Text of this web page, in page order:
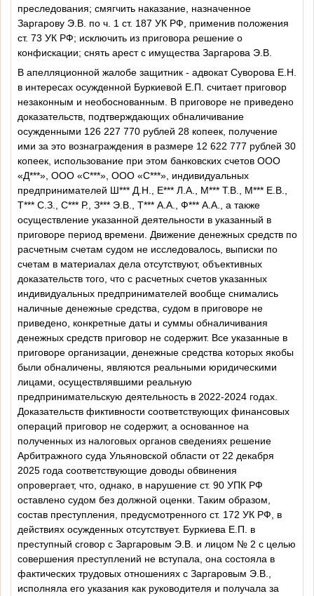
преследования; смягчить наказание, назначенное
Заргарову Э.В. по ч. 1 ст. 187 УК РФ, применив положения
ст. 73 УК РФ; исключить из приговора решение о
конфискации; снять арест с имущества Заргарова Э.В.
В апелляционной жалобе защитник - адвокат Суворова Е.Н.
в интересах осужденной Буркиевой Е.П. считает приговор
незаконным и необоснованным. В приговоре не приведено
доказательств, подтверждающих обналичивание
осужденными 126 227 770 рублей 28 копеек, получение
ими за это вознаграждения в размере 12 622 777 рублей 30
копеек, использование при этом банковских счетов ООО
«Д***», ООО «С***», ООО «С***», индивидуальных
предпринимателей Ш*** Д.Н., Е*** Л.А., М*** Т.В., М*** Е.В.,
Т*** С.З., С*** Р., З*** Э.В., Т*** А.А., Ф*** А.А., а также
осуществление указанной деятельности в указанный в
приговоре период времени. Движение денежных средств по
расчетным счетам судом не исследовалось, выписки по
счетам в материалах дела отсутствуют, объективных
доказательств того, что с расчетных счетов указанных
индивидуальных предпринимателей вообще снимались
наличные денежные средства, судом в приговоре не
приведено, конкретные даты и суммы обналичивания
денежных средств приговор не содержит. Все указанные в
приговоре организации, денежные средства которых якобы
были обналичены, являются реальными юридическими
лицами, осуществлявшими реальную
предпринимательскую деятельность в 2022-2024 годах.
Доказательств фиктивности соответствующих финансовых
операций приговор не содержит, а основанное на
полученных из налоговых органов сведениях решение
Арбитражного суда Ульяновской области от 22 декабря
2025 года соответствующие доводы обвинения
опровергает, что, однако, в нарушение ст. 90 УПК РФ
оставлено судом без должной оценки. Таким образом,
состав преступления, предусмотренного ст. 172 УК РФ, в
действиях осужденных отсутствует. Буркиева Е.П. в
преступный сговор с Заргаровым Э.В. и лицом № 2 с целью
совершения преступлений не вступала, она состояла в
фактических трудовых отношениях с Заргаровым Э.В.,
исполняла его указания как руководителя и получала за